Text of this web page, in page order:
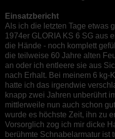
Einsatzbericht
Als ich die letzten Tage etwas
1974er GLORIA KS 6 SG aus
die Hände - noch komplett
die teilweise 60 Jahre alten
an oder ich entleere sie aus
nach Erhalt. Bei meinem 6 kg-
hatte ich das irgendwie
knapp zwei Jahren unberührt
mittlerweile nun auch schon
wurde es höchste Zeit, ihn zu
Vorsorglich zog ich mir dicke
berühmte Schnabelarmatur ist